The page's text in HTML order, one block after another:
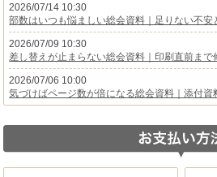
2026/07/14 10:30
部数はいつも悩ましい総会資料｜足りない不安
2026/07/09 10:30
差し替えが止まらない総会資料｜印刷直前まで
2026/07/06 10:00
気づけばページ数が倍になる総会資料｜添付資